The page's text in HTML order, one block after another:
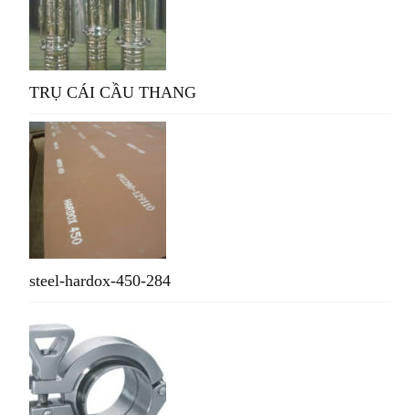
TRỤ CÁI CẦU THANG
steel-hardox-450-284